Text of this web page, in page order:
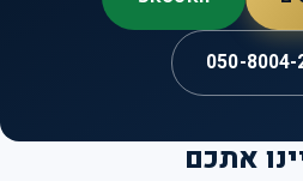
050-
אתכם